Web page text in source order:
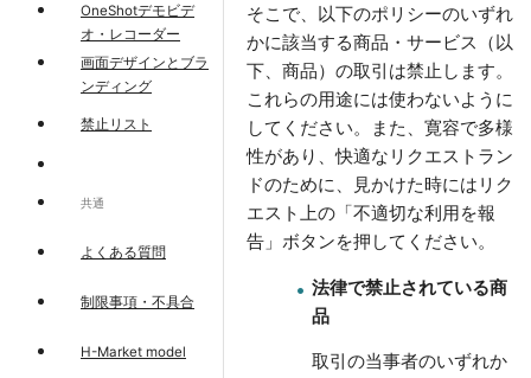
OneShotデモビデ
オ・レコーダー
画面デザインとブラ
ンディング
禁止リスト
共通
よくある質問
制限事項・不具合
H-Market model
そこで、以下のポリシーのいずれ
かに該当する商品・サービス（以
下、商品）の取引は禁止します。
これらの用途には使わないように
してください。また、寛容で多様
性があり、快適なリクエストラン
ドのために、見かけた時にはリク
エスト上の「不適切な利用を報
告」ボタンを押してください。
法律で禁止されている商
品
取引の当事者のいずれか